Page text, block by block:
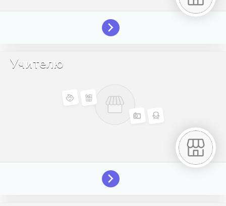
Учителю